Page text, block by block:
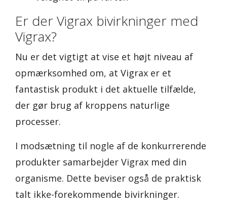
Er der Vigrax bivirkninger med
Vigrax?
Nu er det vigtigt at vise et højt niveau af
opmærksomhed om, at Vigrax er et
fantastisk produkt i det aktuelle tilfælde,
der gør brug af kroppens naturlige
processer.
I modsætning til nogle af de konkurrerende
produkter samarbejder Vigrax med din
organisme. Dette beviser også de praktisk
talt ikke-forekommende bivirkninger.